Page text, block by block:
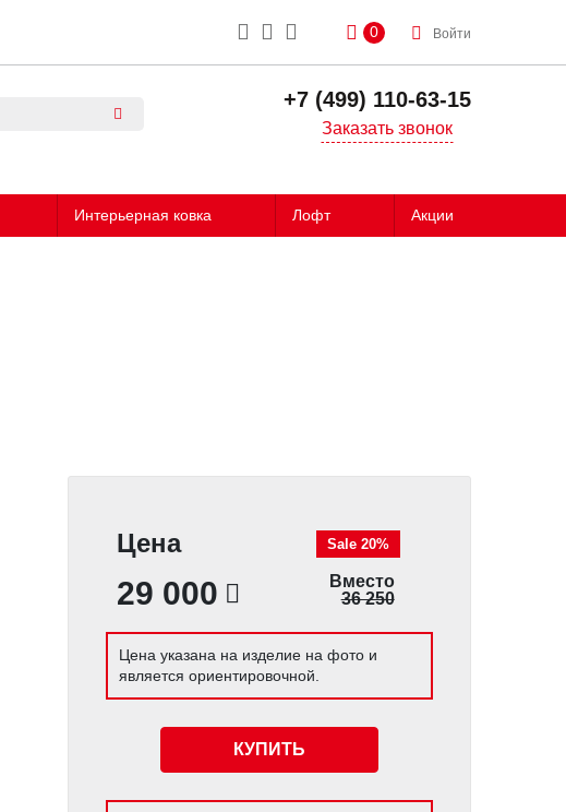
0 Войти
+7 (499) 110-63-15
Заказать звонок
Интерьерная ковка Лофт Акции
Цена
29 000
Sale 20%
Вместо
36 250
Цена указана на изделие на фото и
является ориентировочной.
КУПИТЬ